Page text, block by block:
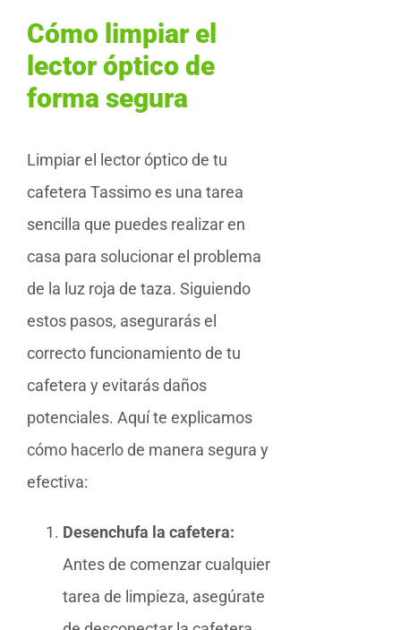
Cómo limpiar el
lector óptico de
forma segura
Limpiar el lector óptico de tu
cafetera Tassimo es una tarea
sencilla que puedes realizar en
casa para solucionar el problema
de la luz roja de taza. Siguiendo
estos pasos, asegurarás el
correcto funcionamiento de tu
cafetera y evitarás daños
potenciales. Aquí te explicamos
cómo hacerlo de manera segura y
efectiva:
Desenchufa la cafetera:
Antes de comenzar cualquier
tarea de limpieza, asegúrate